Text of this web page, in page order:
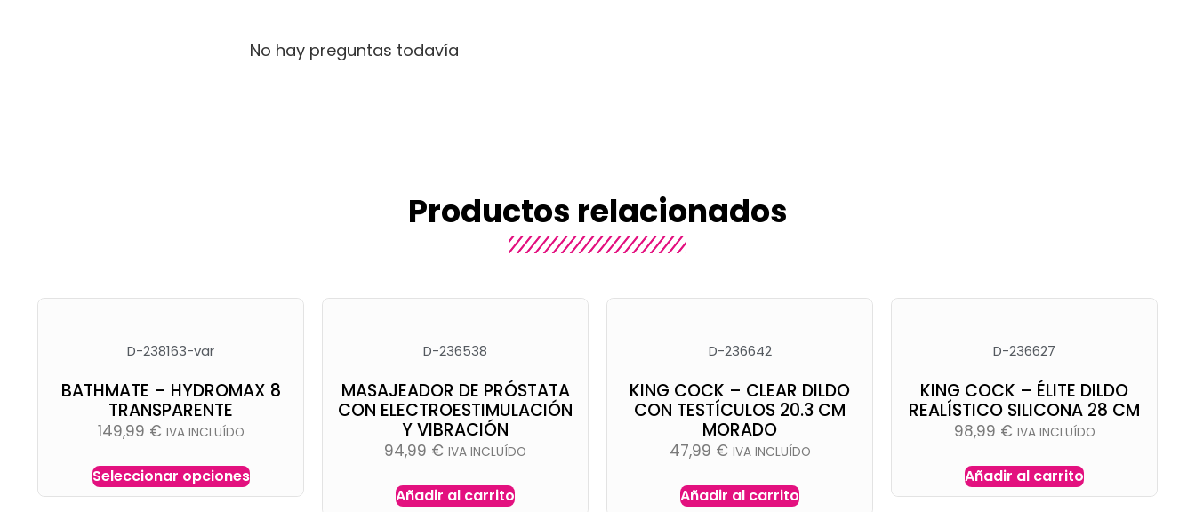
No hay preguntas todavía
Productos relacionados
D-238163-var
BATHMATE – HYDROMAX 8
TRANSPARENTE
149,99 € IVA INCLUÍDO
Seleccionar opciones
D-236538
MASAJEADOR DE PRÓSTATA
CON ELECTROESTIMULACIÓN
Y VIBRACIÓN
94,99 € IVA INCLUÍDO
Añadir al carrito
D-236642
KING COCK – CLEAR DILDO
CON TESTÍCULOS 20.3 CM
MORADO
47,99 € IVA INCLUÍDO
Añadir al carrito
D-236627
KING COCK – ÉLITE DILDO
REALÍSTICO SILICONA 28 CM
98,99 € IVA INCLUÍDO
Añadir al carrito